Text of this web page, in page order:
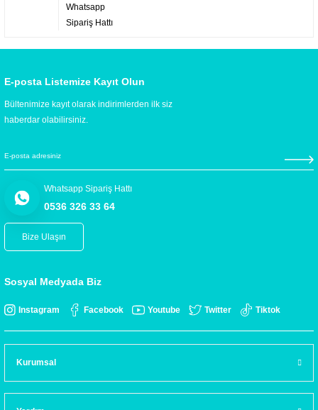
Whatsapp
Sipariş Hattı
E-posta Listemize Kayıt Olun
Bültenimize kayıt olarak indirimlerden ilk siz
haberdar olabilirsiniz.
Whatsapp Sipariş Hattı
0536 326 33 64
Bize Ulaşın
Sosyal Medyada Biz
Instagram Facebook Youtube Twitter Tiktok
Kurumsal